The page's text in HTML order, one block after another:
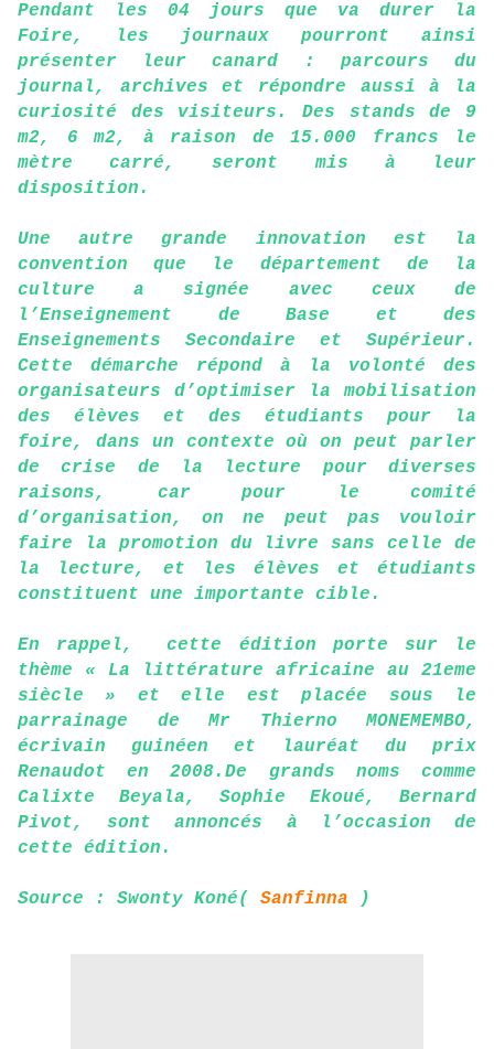
Pendant les 04 jours que va durer la
Foire, les journaux pourront ainsi
présenter leur canard : parcours du
journal, archives et répondre aussi à la
curiosité des visiteurs. Des stands de 9
m2, 6 m2, à raison de 15.000 francs le
mètre carré, seront mis à leur
disposition.
Une autre grande innovation est la
convention que le département de la
culture a signée avec ceux de
l’Enseignement de Base et des
Enseignements Secondaire et Supérieur.
Cette démarche répond à la volonté des
organisateurs d’optimiser la mobilisation
des élèves et des étudiants pour la
foire, dans un contexte où on peut parler
de crise de la lecture pour diverses
raisons, car pour le comité
d’organisation, on ne peut pas vouloir
faire la promotion du livre sans celle de
la lecture, et les élèves et étudiants
constituent une importante cible.
En rappel, cette édition porte sur le
thème « La littérature africaine au 21eme
siècle » et elle est placée sous le
parrainage de Mr Thierno MONEMEMBO,
écrivain guinéen et lauréat du prix
Renaudot en 2008.De grands noms comme
Calixte Beyala, Sophie Ekoué, Bernard
Pivot, sont annoncés à l’occasion de
cette édition.
Source : Swonty Koné( Sanfinna )